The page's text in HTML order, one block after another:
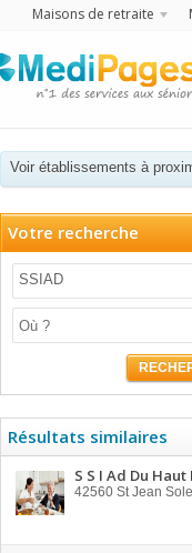
Maisons de retraite
Voir établissements à
Votre recherche
SSIAD
Résultats similaires
S S I Ad Du Haut
42560 St Jean